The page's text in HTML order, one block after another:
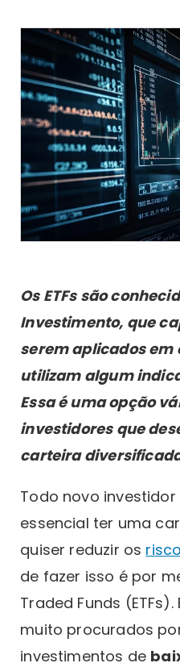
Os ETFs são
Investimento, que
serem aplicados em
utilizam algum
Essa é uma opção
investidores que
carteira
Todo novo
essencial ter uma
quiser reduzir os
de fazer isso é por
Traded Funds
muito procurados
investimentos de